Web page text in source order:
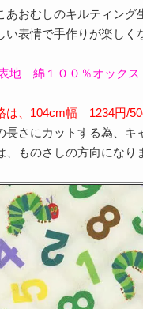
あおむしのキルティン
い表情で手作りが楽し
地 綿１００％オック
は、104cm幅 1234円
長さにカットする為、キ
ものさしの方向になり